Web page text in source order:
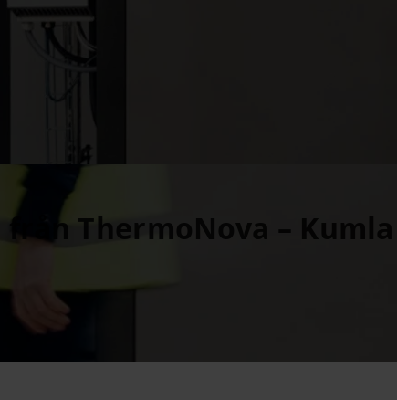
från ThermoNova – Kumla